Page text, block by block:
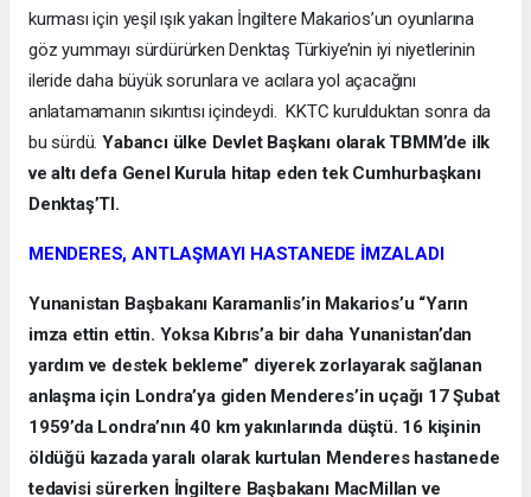
kurması için yeşil ışık yakan İngiltere Makarios’un oyunlarına
göz yummayı sürdürürken Denktaş Türkiye’nin iyi niyetlerinin
ileride daha büyük sorunlara ve acılara yol açacağını
anlatamamanın sıkıntısı içindeydi. KKTC kurulduktan sonra da
bu sürdü.Yabancı ülke Devlet Başkanı olarak TBMM’de ilk
ve altı defa Genel Kurula hitap eden tek Cumhurbaşkanı
Denktaş’TI.
MENDERES, ANTLAŞMAYI HASTANEDE İMZALADI
Yunanistan Başbakanı Karamanlis’in Makarios’u “Yarın
imza ettin ettin. Yoksa Kıbrıs’a bir daha Yunanistan’dan
yardım ve destek bekleme” diyerek zorlayarak sağlanan
anlaşma için Londra’ya giden Menderes’in uçağı 17 Şubat
1959’da Londra’nın 40 km yakınlarında düştü. 16 kişinin
öldüğü kazada yaralı olarak kurtulan Menderes hastanede
tedavisi sürerken İngiltere Başbakanı MacMillan ve